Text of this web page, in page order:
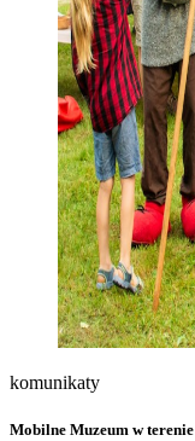
komunikaty
Mobilne Muzeum w terenie